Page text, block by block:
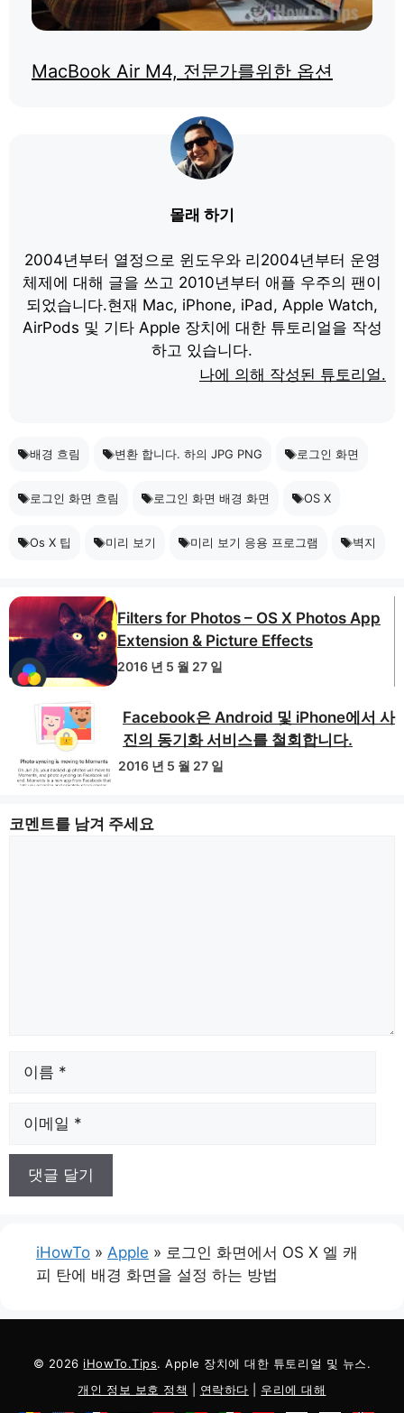
MacBook Air M4, 전문가를위한 옵션
몰래 하기
2004년부터 열정으로 윈도우와 리2004년부터 운영
체제에 대해 글을 쓰고 2010년부터 애플 우주의 팬이
되었습니다.현재 Mac, iPhone, iPad, Apple Watch,
AirPods 및 기타 Apple 장치에 대한 튜토리얼을 작성
하고 있습니다.
나에 의해 작성된 튜토리얼.
배경 흐림 변환 합니다. 하의 JPG PNG 로그인 화면
로그인 화면 흐림 로그인 화면 배경 화면 OS X
Os X 팁 미리 보기 미리 보기 응용 프로그램 벽지
Filters for Photos – OS X Photos App
Extension & Picture Effects
2016 년 5 월 27 일
Facebook은 Android 및 iPhone에서 사
진의 동기화 서비스를 철회합니다.
2016 년 5 월 27 일
코멘트를 남겨 주세요
일
iHowTo » Apple » 로그인 화면에서 OS X 엘 캐
피 탄에 배경 화면을 설정 하는 방법
© 2026 iHowTo.Tips. Apple 장치에 대한 튜토리얼 및 뉴스.
개인 정보 보호 정책
연락하다 우리에 대해